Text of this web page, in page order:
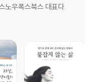
노우폭스북스 대표다.